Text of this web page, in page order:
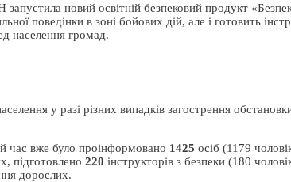
новий освітній безпековий продукт
поведінки в зоні бойових дій, але і готовить
населення громад.
у разі різних випадків загострення
час вже було проінформовано 1425 осіб (1179
підготовлено 220 інструкторів з безпеки (180
дорослих.